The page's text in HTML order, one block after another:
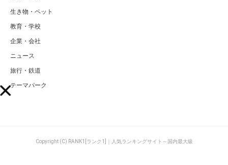
生き物・ペット
教育・学校
企業・会社
ニュース
旅行・鉄道
テーマパーク
Copyright (C) RANK1[ランク1]｜人気ランキングサイト～国内最大級